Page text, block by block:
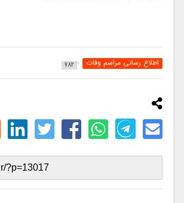
اطلاع رسانی مراسم وفات 782